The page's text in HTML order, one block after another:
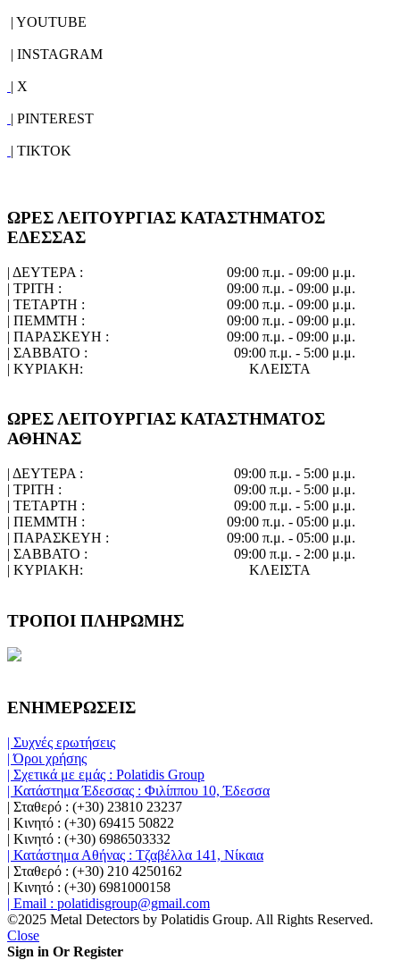
| YOUTUBE
| INSTAGRAM
| X
| PINTEREST
| TIKTOK
ΩΡΕΣ ΛΕΙΤΟΥΡΓΙΑΣ ΚΑΤΑΣΤΗΜΑΤΟΣ
ΕΔΕΣΣΑΣ
| ΔΕΥΤΕΡΑ :
09:00 π.μ. - 09:00 μ.μ.
| ΤΡΙΤΗ :
09:00 π.μ. - 09:00 μ.μ.
| ΤΕΤΑΡΤΗ :
09:00 π.μ. - 09:00 μ.μ.
| ΠΕΜΜΤΗ :
09:00 π.μ. - 09:00 μ.μ.
| ΠΑΡΑΣΚΕΥΗ :
09:00 π.μ. - 09:00 μ.μ.
| ΣΑΒΒΑΤΟ :
09:00 π.μ. - 5:00 μ.μ.
| ΚΥΡΙΑΚΗ:
ΚΛΕΙΣΤΑ
ΩΡΕΣ ΛΕΙΤΟΥΡΓΙΑΣ ΚΑΤΑΣΤΗΜΑΤΟΣ
ΑΘΗΝΑΣ
| ΔΕΥΤΕΡΑ :
09:00 π.μ. - 5:00 μ.μ.
| ΤΡΙΤΗ :
09:00 π.μ. - 5:00 μ.μ.
| ΤΕΤΑΡΤΗ :
09:00 π.μ. - 5:00 μ.μ.
| ΠΕΜΜΤΗ :
09:00 π.μ. - 05:00 μ.μ.
| ΠΑΡΑΣΚΕΥΗ :
09:00 π.μ. - 05:00 μ.μ.
| ΣΑΒΒΑΤΟ :
09:00 π.μ. - 2:00 μ.μ.
| ΚΥΡΙΑΚΗ:
ΚΛΕΙΣΤΑ
ΤΡΟΠΟΙ ΠΛΗΡΩΜΗΣ
ΕΝΗΜΕΡΩΣΕΙΣ
| Συχνές ερωτήσεις
| Όροι χρήσης
| Σχετικά με εμάς : Polatidis Group
| Κατάστημα Έδεσσας : Φιλίππου 10, Έδεσσα
| Σταθερό : (+30) 23810 23237
| Κινητό : (+30) 69415 50822
| Κινητό : (+30) 6986503332
| Κατάστημα Αθήνας : Τζαβέλλα 141, Νίκαια
| Σταθερό : (+30) 210 4250162
| Κινητό : (+30) 6981000158
| Email : polatidisgroup@gmail.com
©2025 Metal Detectors by Polatidis Group. All Rights Reserved.
Close
Sign in Or Register